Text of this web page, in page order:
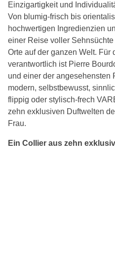
Einzigartigkeit und
Von blumig-frisch bis
hochwertigen Ingredienzien
einer Reise voller
Orte auf der ganzen Welt. Für
verantwortlich ist Pierre
und einer der angesehensten
modern, selbstbewusst,
flippig oder stylisch-frech
zehn exklusiven Duftwelten
Frau.
Ein Collier aus zehn